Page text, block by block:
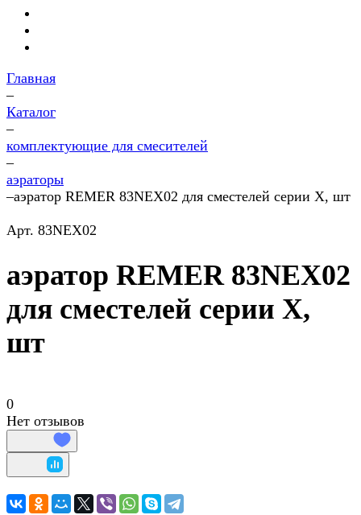
Главная
–
Каталог
–
комплектующие для смесителей
–
аэраторы
–аэратор REMER 83NEX02 для сместелей серии X, шт
Арт. 83NEX02
аэратор REMER 83NEX02
для сместелей серии X,
шт
0
Нет отзывов